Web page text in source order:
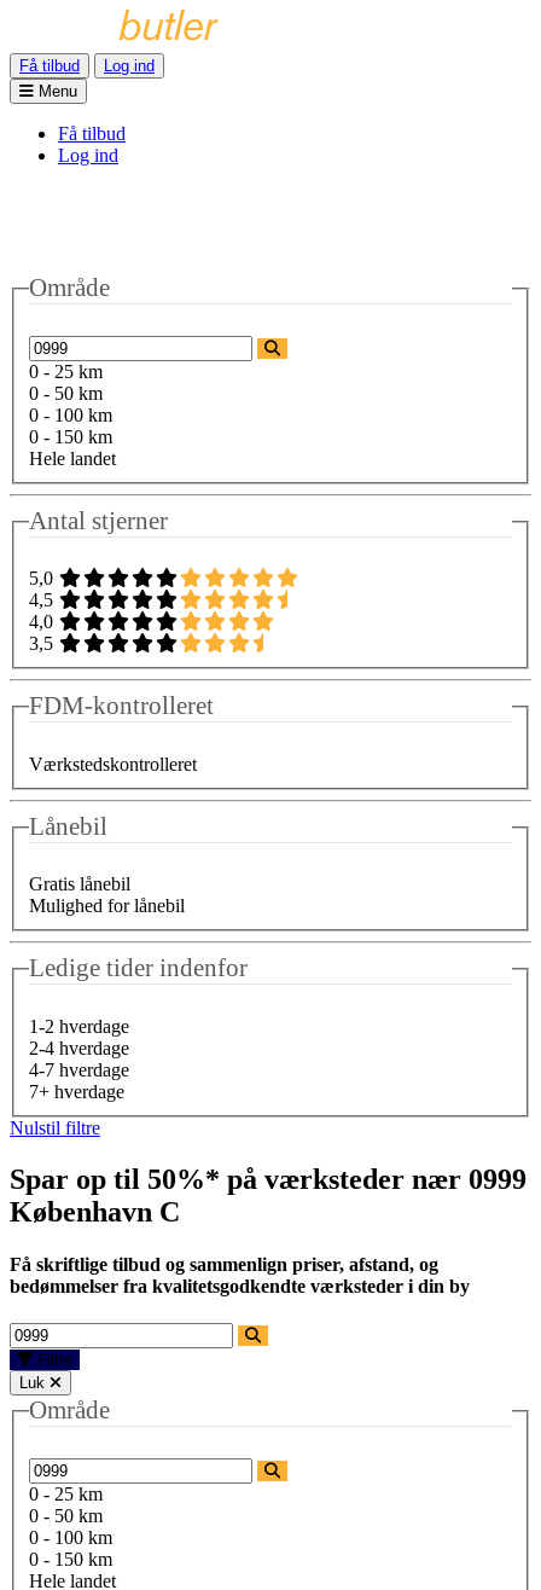
Få tilbud
Log ind
Menu
Få tilbud
Log ind
Område
0 - 25 km
0 - 50 km
0 - 100 km
0 - 150 km
Hele landet
Antal stjerner
5,0
4,5
4,0
3,5
FDM-kontrolleret
Værkstedskontrolleret
Lånebil
Gratis lånebil
Mulighed for lånebil
Ledige tider indenfor
1-2 hverdage
2-4 hverdage
4-7 hverdage
7+ hverdage
Nulstil filtre
Spar op til 50%* på værksteder nær 0999
København C
Få skriftlige tilbud og sammenlign priser, afstand, og
bedømmelser fra kvalitetsgodkendte værksteder i din by
Filtre
Luk
Område
0 - 25 km
0 - 50 km
0 - 100 km
0 - 150 km
Hele landet